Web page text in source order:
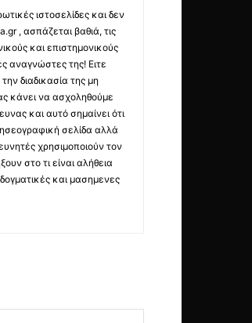
ιστοσελίδες και δεν
, ασπάζεται βαθιά, τις
και επιστημονικούς
αναγνώστες της! Ειτε
διαδικασία της μη
κάνει να ασχοληθούμε
και αυτό σημαίνει ότι
σελίδα αλλά
χρησιμοποιούν τον
στο τι είναι αλήθεια
και μασημενες